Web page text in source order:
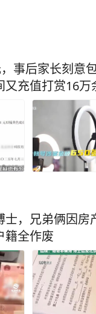
事后家长刻意包
充值打赏16万
，兄弟俩因房
籍全作废